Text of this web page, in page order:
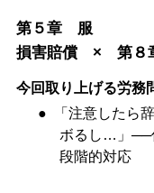
第５章
損害賠償 × 第８
今回取り上げる労務
●
「注意したら
ボるし … 」 ──
段階的対応